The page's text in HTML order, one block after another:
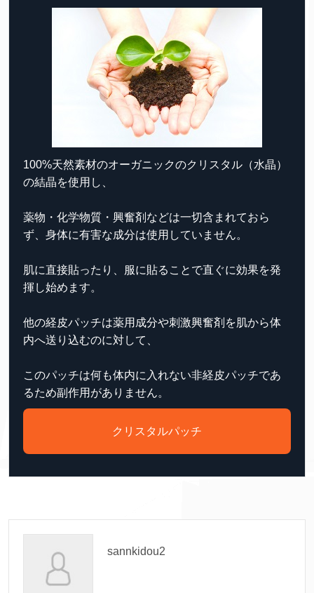
100%天然素材のオーガニックのクリスタル（水晶）
の結晶を使用し、
薬物・化学物質・興奮剤などは一切含まれておら
ず、 身体に有害な成分は使用していません。
肌に直接貼ったり、服に貼ることで直ぐに効果を発
揮し始めます。
他の経皮パッチは薬用成分や刺激興奮剤を肌から体
内へ送り込むのに対して、
このパッチは何も体内に入れない非経皮パッチであ
るため副作用がありません。
クリスタルパッチ
sannkidou2